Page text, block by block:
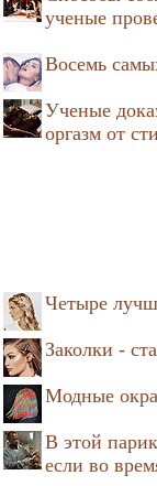
ученые
Восемь
Ученые
оргазм от
Четыре
Заколки -
Модные
В этой
если во